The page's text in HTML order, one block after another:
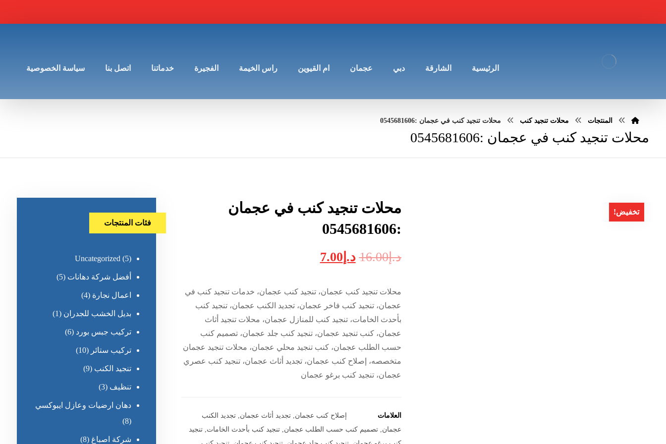
الرئيسية الشارقة دبي عجمان ام القيوين راس الخيمة الفجيرة خدماتنا اتصل بنا سياسة الخصوصية
المنتجات محلات تنجيد كنب محلات تنجيد كنب في عجمان :0545681606
محلات تنجيد كنب في عجمان :0545681606
تخفيض!
محلات تنجيد كنب في عجمان
:0545681606
د.إ16.00 د.إ 7.00
محلات تنجيد كنب عجمان، تنجيد كنب عجمان، خدمات تنجيد كنب في
عجمان، تنجيد كنب فاخر عجمان، تجديد الكنب عجمان، تنجيد كنب
بأحدث الخامات، تنجيد كنب للمنازل عجمان، محلات تنجيد أثاث
عجمان، كنب تنجيد عجمان، تنجيد كنب جلد عجمان، تصميم كنب
حسب الطلب عجمان، كنب تنجيد محلي عجمان، محلات تنجيد عجمان
متخصصه، إصلاح كنب عجمان، تجديد أثاث عجمان، تنجيد كنب عصري
عجمان، تنجيد كنب برغو عجمان
العلامات إصلاح كنب عجمان ,تجديد أثاث عجمان ,تجديد الكنب
عجمان ,تصميم كنب حسب الطلب عجمان ,تنجيد كنب بأحدث الخامات ,تنجيد
فئات المنتجات
Uncategorized (5)
أفضل شركة دهانات (5)
اعمال نجارة (4)
بديل الخشب للجدران (1)
تركيب جبس بورد (6)
تركيب ستائر (10)
تنجيد الكنب (9)
تنظيف (3)
دهان ارضيات وعازل ايبوكسي
(8)
شركة اصباغ (8)